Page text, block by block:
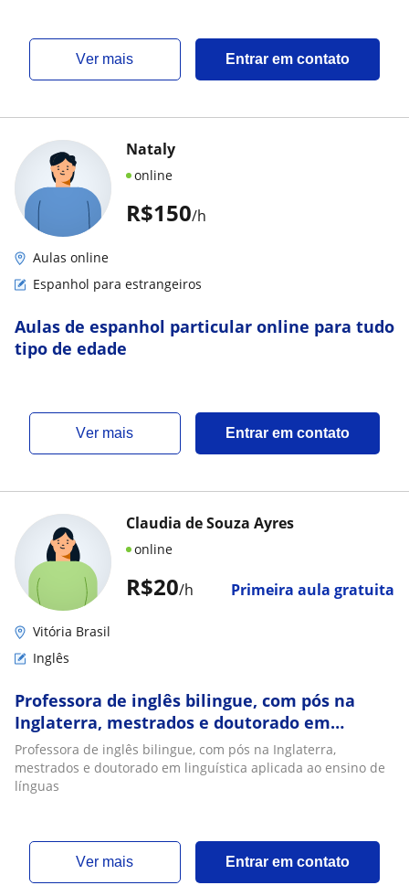
ver mais Entrar em contato
R$150/h
Nataly
online
Aulas online
Espanhol para estrangeiros
Aulas de espanhol particular online para tudo
tipo de edade
ver mais Entrar em contato
R$20/h Primeira aula gratuita
Claudia de Souza Ayres
online
Vitória Brasil
Inglês
Professora de inglês bilingue, com pós na
Inglaterra, mestrados e doutorado em
linguística aplicada ao ensino de línguas
Professora de inglês bilingue, com pós na Inglaterra,
mestrados e doutorado em linguística aplicada ao ensino de
línguas
ver mais Entrar em contato